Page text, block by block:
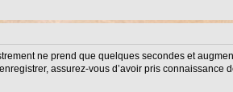
ne prend que quelques secondes et
assurez-vous d’avoir pris